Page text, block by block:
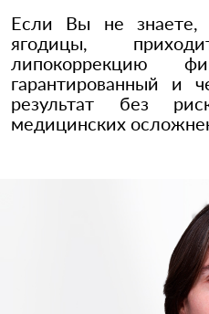
Если Вы не знаете,
ягодицы,
липокоррекцию
гарантированный и
результат без
медицинских